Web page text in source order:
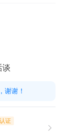
谈
谢谢！
认证